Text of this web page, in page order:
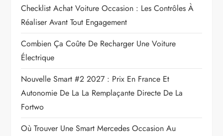
Checklist Achat Voiture Occasion : Les Contrôles À
Réaliser Avant Tout Engagement
Combien Ça Coûte De Recharger Une Voiture
Électrique
Nouvelle Smart #2 2027 : Prix En France Et
Autonomie De La La Remplaçante Directe De La
Fortwo
Où Trouver Une Smart Mercedes Occasion Au